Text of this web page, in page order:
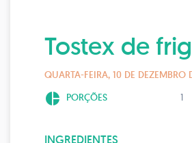
Tostex de
QUARTA-FEIRA, 10 DE DEZEMBRO
pie_chart PORÇÕES 1
INGREDIENTES